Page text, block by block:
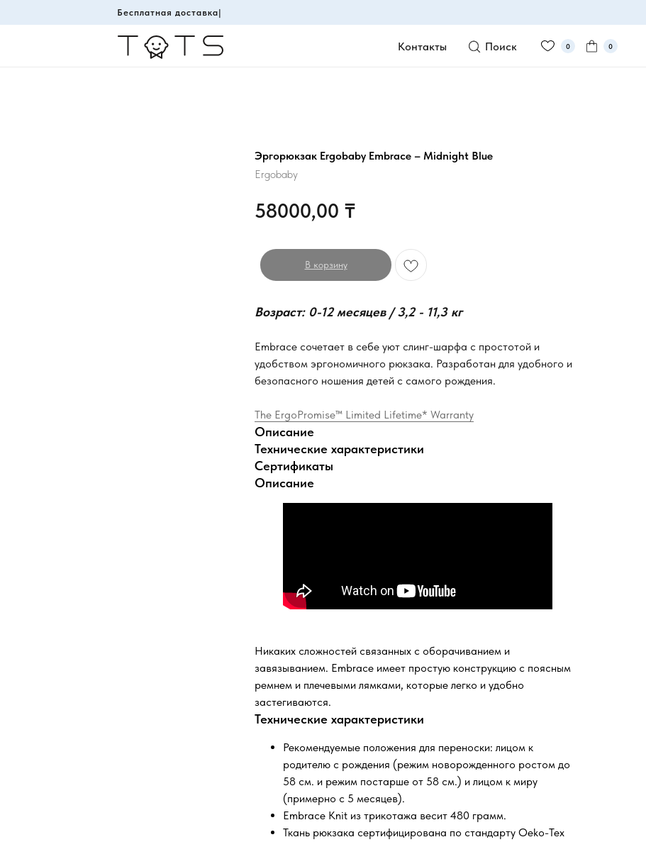
Беспла|
Поиск
Контакты 0 0
Эргорюкзак Ergobaby Embrace – Midnight Blue
Ergobaby
58000,00 ₸
В корзину
Возраст: 0-12 месяцев / 3,2 - 11,3 кг
Embrace сочетает в себе уют слинг-шарфа с простотой и
удобством эргономичного рюкзака. Разработан для удобного и
безопасного ношения детей с самого рождения.
The ErgoPromise™ Limited Lifetime* Warranty
Описание
Технические характеристики
Сертификаты
Описание
Никаких сложностей связанных с оборачиванием и
завязыванием. Embrace имеет простую конструкцию с поясным
ремнем и плечевыми лямками, которые легко и удобно
застегиваются.
Технические характеристики
Рекомендуемые положения для переноски: лицом к
родителю с рождения (режим новорожденного ростом до
58 см. и режим постарше от 58 см.) и лицом к миру
(примерно с 5 месяцев).
Embrace Knit из трикотажа весит 480 грамм.
Ткань рюкзака сертифицирована по стандарту Oeko-Tex